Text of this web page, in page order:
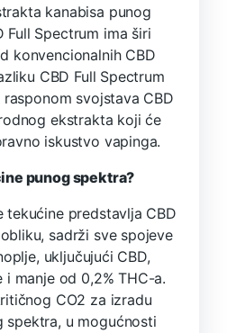
kanabisa punog
Full Spectrum ima širi
konvencionalnih CBD
CBD Full Spectrum
svojstava CBD
ekstrakta koji će
iskustvo vapinga.
punog spektra?
tekućine predstavlja CBD
sadrži sve spojeve
uključujući CBD,
manje od 0,2% THC-a.
CO2 za izradu
spektra, u mogućnosti